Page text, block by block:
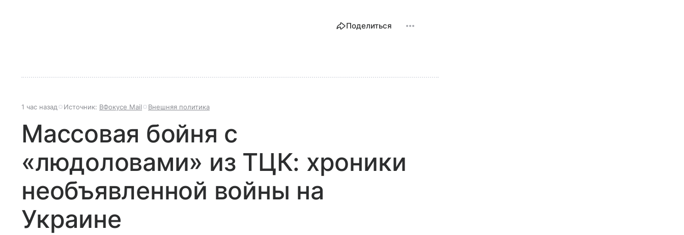
Поделиться
1 час назад Источник: ВФокусе Mail Внешняя политика
Массовая бойня с
«людоловами» из ТЦК: хроники
необъявленной войны на
Украине